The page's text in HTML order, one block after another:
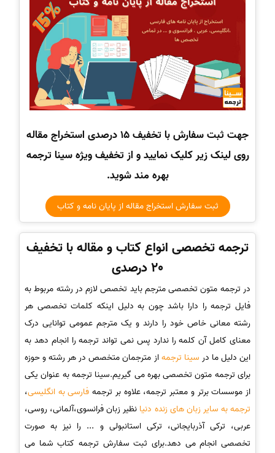
جهت ثبت سفارش با تخفیف 15 درصدی استخراج مقاله
روی لینک زیر کلیک نمایید و از تخفیف ویژه سینا ترجمه
بهره مند شوید.
ثبت سفارش استخراج مقاله از پایان نامه و کتاب
ترجمه تخصصی انواع کتاب و مقاله با تخفیف
20 درصدی
در ترجمه متون تخصصی مترجم باید تخصص لازم در رشته مربوط به
فایل ترجمه را دارا باشد چون به دلیل اینکه کلمات تخصصی هر
رشته معانی خاص خود را دارند و یک مترجم عمومی توانایی درک
معنای کامل آن کلمه را ندارد پس نمی تواند ترجمه را انجام دهد به
این دلیل ما در سینا ترجمهاز مترجمان متخصص در هر رشته و حوزه
برای ترجمه متون تخصصی بهره می گیریم.سینا ترجمه به عنوان یکی
از موسسات برتر و معتبر ترجمه، علاوه بر ترجمه فارسی به انگلیسی،
ترجمه به سایر زبان های زنده دنیا نظیر زبان فرانسوی،آلمانی، روسی،
عربی، ترکی آذربایجانی، ترکی استانبولی و ... را نیز به صورت
تخصصی انجام می دهد.برای ثبت سفارش ترجمه کتاب شما می